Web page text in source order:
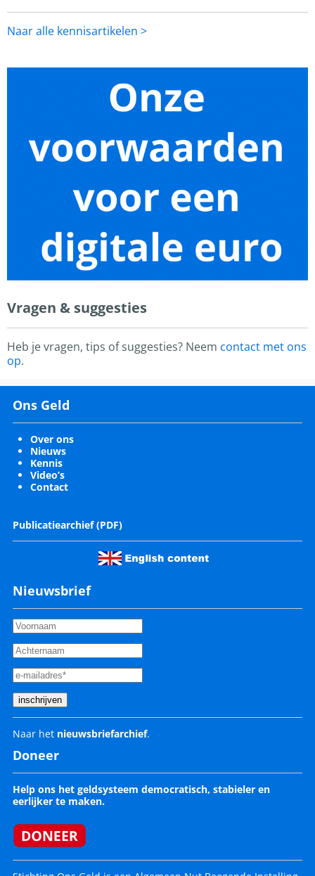
Naar alle kennisartikelen >
Vragen & suggesties
Heb je vragen, tips of suggesties? Neem contact met ons
op.
Ons Geld
Over ons
Nieuws
Kennis
Video’s
Contact
Publicatiearchief (PDF)
Nieuwsbrief
Naar het nieuwsbriefarchief.
Doneer
Help ons het geldsysteem democratisch, stabieler en
eerlijker te maken.